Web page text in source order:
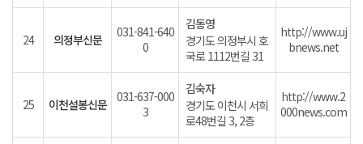
24 의정부신문
031-841-640
0
김동영
경기도 의정부시 호
국로 1112번길 31
http://www.uj
bnews.net
25 이천설봉신문
031-637-000
3
김숙자
경기도 이천시 서희
로48번길 3, 2층
http://www.2
000news.com